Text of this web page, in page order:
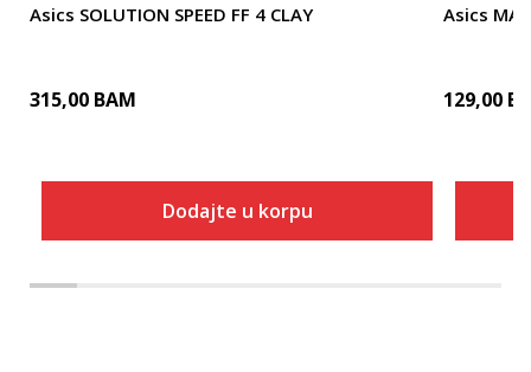
Asics SOLUTION SPEED FF 4 CLAY
315,00 BAM
Dodajte u korpu
Asics
129,00